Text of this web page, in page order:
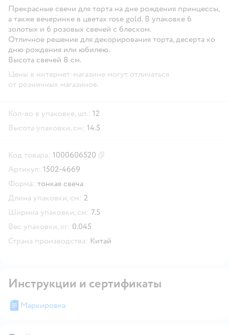
Прекрасные свечи для торта на дне рождения принцессы,
а также вечеринке в цветах rose gold. В упаковке 6
золотых и 6 розовых свечей с блеском.
Отличное решение для декорирования торта, десерта ко
дню рождения или юбилею.
Высота свечей 8 см.
Цены в интернет-магазине могут отличаться
от розничных магазинов.
Кол-во в упаковке, шт.: 12
Высота упаковки, см: 14.5
Код товара: 1000606520
Артикул: 1502-4669
Форма: тонкая свеча
Длина упаковки, см: 2
Ширина упаковки, см: 7.5
Вес упаковки, кг: 0.045
Страна производства: Китай
Инструкции и сертификаты
Маркировка